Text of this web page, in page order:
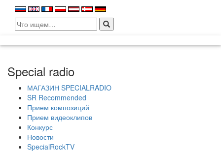
Search
for:
Special radio
МАГАЗИН SPECIALRADIO
SR Recommended
Прием композиций
Прием видеоклипов
Конкурс
Новости
SpecialRockTV